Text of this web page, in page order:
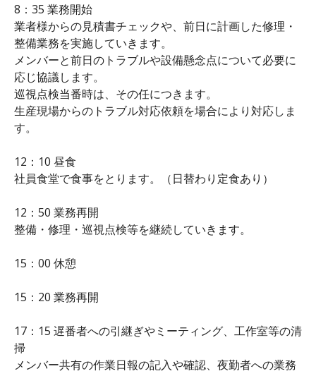
8：35 業務開始
業者様からの見積書チェックや、前日に計画した修理・
整備業務を実施していきます。
メンバーと前日のトラブルや設備懸念点について必要に
応じ協議します。
巡視点検当番時は、その任につきます。
生産現場からのトラブル対応依頼を場合により対応しま
す。
12：10 昼食
社員食堂で食事をとります。（日替わり定食あり）
12：50 業務再開
整備・修理・巡視点検等を継続していきます。
15：00 休憩
15：20 業務再開
17：15 遅番者への引継ぎやミーティング、工作室等の清
掃
メンバー共有の作業日報の記入や確認、夜勤者への業務